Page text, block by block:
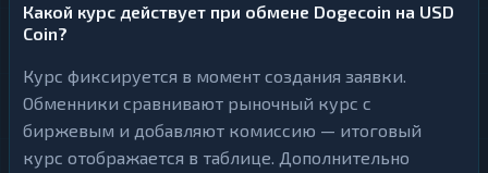
Какой курс действует при обмене Dogecoin на USD
Coin?
Курс фиксируется в момент создания заявки.
Обменники сравнивают рыночный курс с
биржевым и добавляют комиссию — итоговый
курс отображается в таблице. Дополнительно